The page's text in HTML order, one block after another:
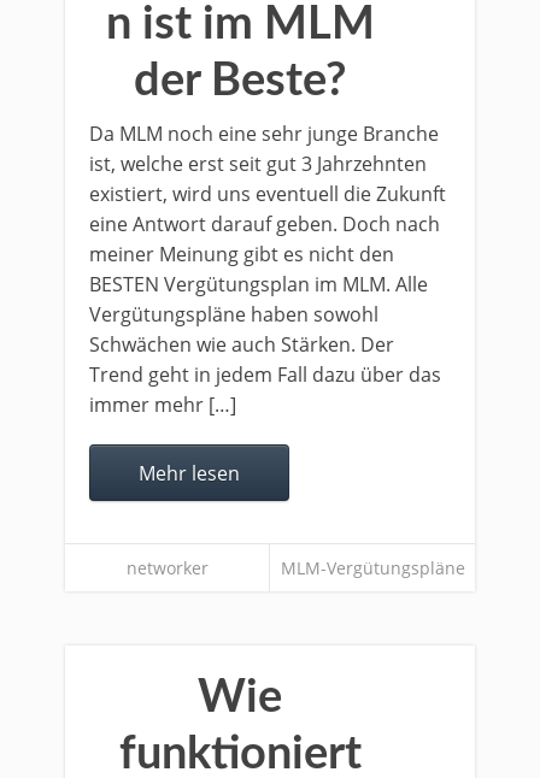
n ist im MLM
der Beste?
Da MLM noch eine sehr junge Branche
ist, welche erst seit gut 3 Jahrzehnten
existiert, wird uns eventuell die Zukunft
eine Antwort darauf geben. Doch nach
meiner Meinung gibt es nicht den
BESTEN Vergütungsplan im MLM. Alle
Vergütungspläne haben sowohl
Schwächen wie auch Stärken. Der
Trend geht in jedem Fall dazu über das
immer mehr […]
Mehr lesen
networker MLM-Vergütungspläne
Wie
funktioniert